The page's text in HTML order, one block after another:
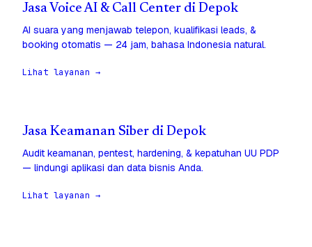
Jasa Voice AI & Call Center di Depok
AI suara yang menjawab telepon, kualifikasi leads, &
booking otomatis — 24 jam, bahasa Indonesia natural.
Lihat layanan →
Jasa Keamanan Siber di Depok
Audit keamanan, pentest, hardening, & kepatuhan UU PDP
— lindungi aplikasi dan data bisnis Anda.
Lihat layanan →